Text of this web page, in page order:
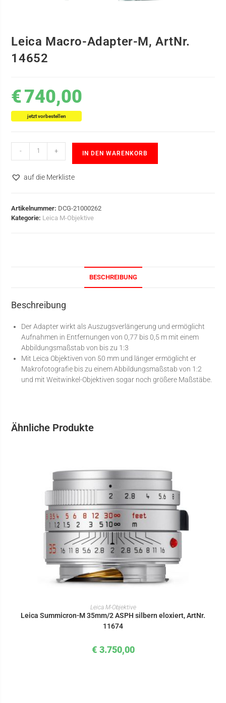
Leica Macro-Adapter-M, ArtNr.
14652
€740,00
jetzt vorbestellen
- + IN DEN WARENKORB
auf die Merkliste
Artikelnummer: DCG-21000262
Kategorie: Leica M-Objektive
BESCHREIBUNG
Beschreibung
Der Adapter wirkt als Auszugsverlängerung und ermöglicht
Aufnahmen in Entfernungen von 0,77 bis 0,5 m mit einem
Abbildungsmaßstab von bis zu 1:3
Mit Leica Objektiven von 50 mm und länger ermöglicht er
Makrofotografie bis zu einem Abbildungsmaßstab von 1:2
und mit Weitwinkel-Objektiven sogar noch größere Maßstäbe.
Ähnliche Produkte
IN DEN WARENKORB
Leica M-Objektive
Leica Summicron-M 35mm/2 ASPH silbern eloxiert, ArtNr.
11674
€ 3.750,00